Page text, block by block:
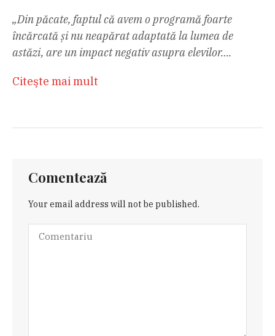
„Din păcate, faptul că avem o programă foarte
încărcată și nu neapărat adaptată la lumea de
astăzi, are un impact negativ asupra elevilor….
Citeşte mai mult
Comentează
Your email address will not be published.